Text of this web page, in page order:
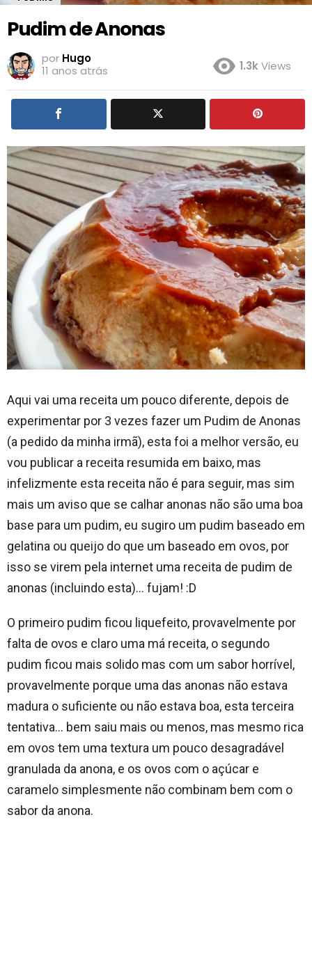
Pudim de Anonas
por Hugo
11 anos atrás
1.3kViews
Aqui vai uma receita um pouco diferente, depois de
experimentar por 3 vezes fazer um Pudim de Anonas
(a pedido da minha irmã), esta foi a melhor versão, eu
vou publicar a receita resumida em baixo, mas
infelizmente esta receita não é para seguir, mas sim
mais um aviso que se calhar anonas não são uma boa
base para um pudim, eu sugiro um pudim baseado em
gelatina ou queijo do que um baseado em ovos, por
isso se virem pela internet uma receita de pudim de
anonas (incluindo esta)… fujam! :D
O primeiro pudim ficou liquefeito, provavelmente por
falta de ovos e claro uma má receita, o segundo
pudim ficou mais solido mas com um sabor horrível,
provavelmente porque uma das anonas não estava
madura o suficiente ou não estava boa, esta terceira
tentativa… bem saiu mais ou menos, mas mesmo rica
em ovos tem uma textura um pouco desagradável
granulada da anona, e os ovos com o açúcar e
caramelo simplesmente não combinam bem com o
sabor da anona.